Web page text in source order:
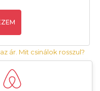
ár. Mit csinálok rosszul?